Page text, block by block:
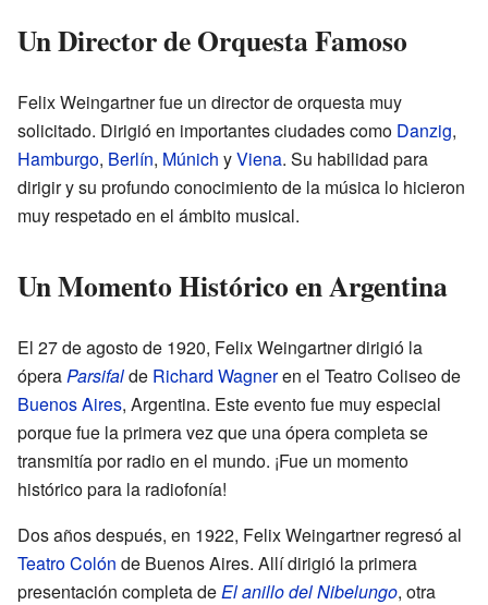
Un Director de Orquesta Famoso
Felix Weingartner fue un director de orquesta muy
solicitado. Dirigió en importantes ciudades como Danzig,
Hamburgo, Berlín, Múnich yViena. Su habilidad para
dirigir y su profundo conocimiento de la música lo hicieron
muy respetado en el ámbito musical.
Un Momento Histórico en Argentina
El 27 de agosto de 1920, Felix Weingartner dirigió la
óperaParsifalde Richard Wagneren el Teatro Coliseo de
Buenos Aires, Argentina. Este evento fue muy especial
porque fue la primera vez que una ópera completa se
transmitía por radio en el mundo. ¡Fue un momento
histórico para la radiofonía!
Dos años después, en 1922, Felix Weingartner regresó al
Teatro Colón de Buenos Aires. Allí dirigió la primera
presentación completa deEl anillo del Nibelungo, otra